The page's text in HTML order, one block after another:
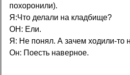
похоронили).
Я:Что делали на кладбище?
ОН: Ели.
Я: Не понял. А зачем ходили-то
Он: Поесть наверное.